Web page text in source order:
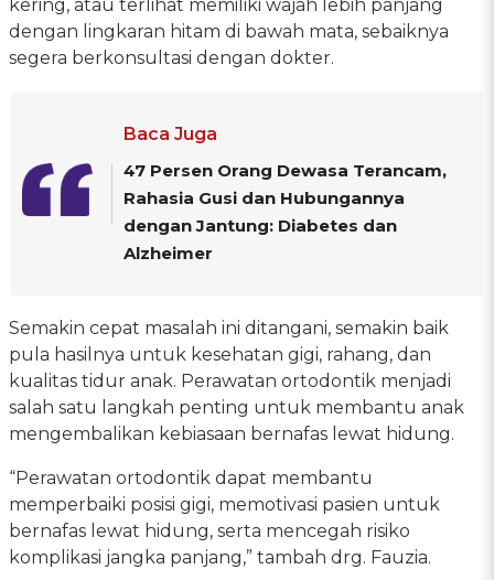
kering, atau terlihat memiliki wajah lebih panjang
dengan lingkaran hitam di bawah mata, sebaiknya
segera berkonsultasi dengan dokter.
Baca Juga
47 Persen Orang Dewasa Terancam,
Rahasia Gusi dan Hubungannya
dengan Jantung: Diabetes dan
Alzheimer
Semakin cepat masalah ini ditangani, semakin baik
pula hasilnya untuk kesehatan gigi, rahang, dan
kualitas tidur anak. Perawatan ortodontik menjadi
salah satu langkah penting untuk membantu anak
mengembalikan kebiasaan bernafas lewat hidung.
“Perawatan ortodontik dapat membantu
memperbaiki posisi gigi, memotivasi pasien untuk
bernafas lewat hidung, serta mencegah risiko
komplikasi jangka panjang,” tambah drg. Fauzia.